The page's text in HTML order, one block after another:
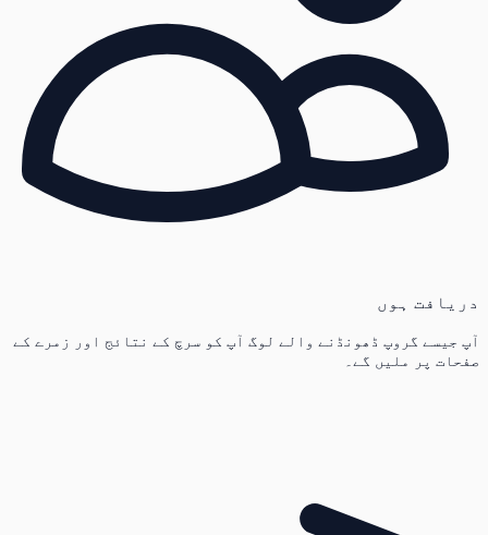
دریافت ہوں
آپ جیسے گروپ ڈھونڈنے والے لوگ آپ کو سرچ کے نتائج اور زمرے کے
صفحات پر ملیں گے۔